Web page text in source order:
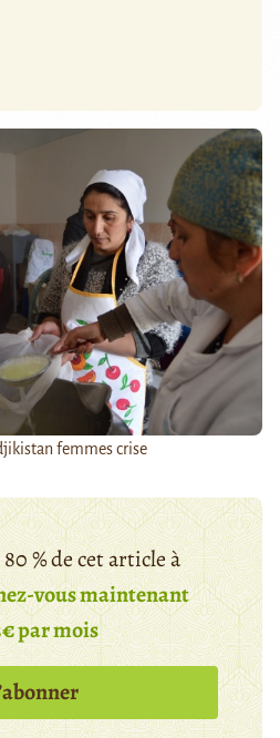
femmes crise
% de cet article à
vous maintenant
par mois